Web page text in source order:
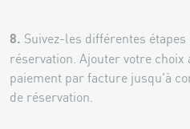
8. Suivez-les différentes
réservation. Ajouter votre choix
paiement par facture jusqu'à
de réservation.